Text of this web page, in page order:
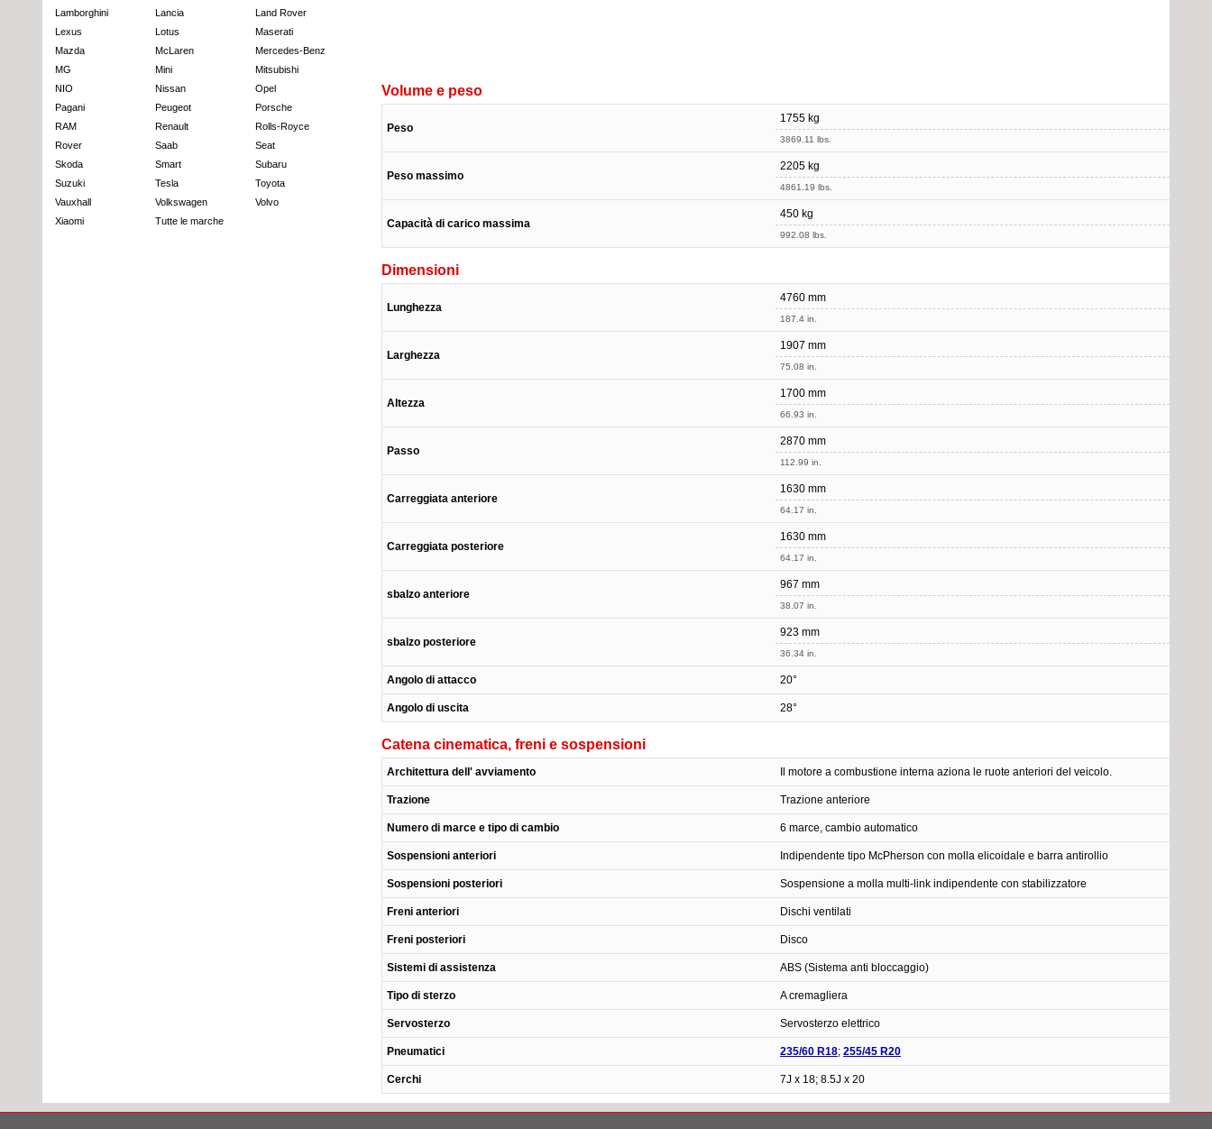
Lamborghini
Lancia
Land Rover
Lexus
Lotus
Maserati
Mazda
McLaren
Mercedes-Benz
MG
Mini
Mitsubishi
NIO
Nissan
Opel
Pagani
Peugeot
Porsche
RAM
Renault
Rolls-Royce
Rover
Saab
Seat
Skoda
Smart
Subaru
Suzuki
Tesla
Toyota
Vauxhall
Volkswagen
Volvo
Xiaomi
Tutte le marche
Volume e peso
Peso
1755 kg
3869.11 lbs.
Peso massimo
2205 kg
4861.19 lbs.
Capacità di carico massima
450 kg
992.08 lbs.
Dimensioni
Lunghezza
4760 mm
187.4 in.
Larghezza
1907 mm
75.08 in.
Altezza
1700 mm
66.93 in.
Passo
2870 mm
112.99 in.
Carreggiata anteriore
1630 mm
64.17 in.
Carreggiata posteriore
1630 mm
64.17 in.
sbalzo anteriore
967 mm
38.07 in.
sbalzo posteriore
923 mm
36.34 in.
Angolo di attacco 20°
Angolo di uscita 28°
Catena cinematica, freni e sospensioni
Architettura dell' avviamento Il motore a combustione interna aziona le ruote anteriori del veicolo.
Trazione Trazione anteriore
Numero di marce e tipo di cambio 6 marce, cambio automatico
Sospensioni anteriori Indipendente tipo McPherson con molla elicoidale e barra antirollio
Sospensioni posteriori Sospensione a molla multi-link indipendente con stabilizzatore
Freni anteriori Dischi ventilati
Freni posteriori Disco
Sistemi di assistenza ABS (Sistema anti bloccaggio)
Tipo di sterzo A cremagliera
Servosterzo Servosterzo elettrico
Pneumatici 235/60 R18; 255/45 R20
Cerchi 7J x 18; 8.5J x 20